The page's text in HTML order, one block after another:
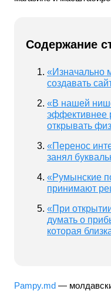
Содержание
«Изначально
создавать
«В нашей
эффективнее
открывать
«Перенос
занял
«Румынские
принимают
«При
думать о
которая
Pampy.md —